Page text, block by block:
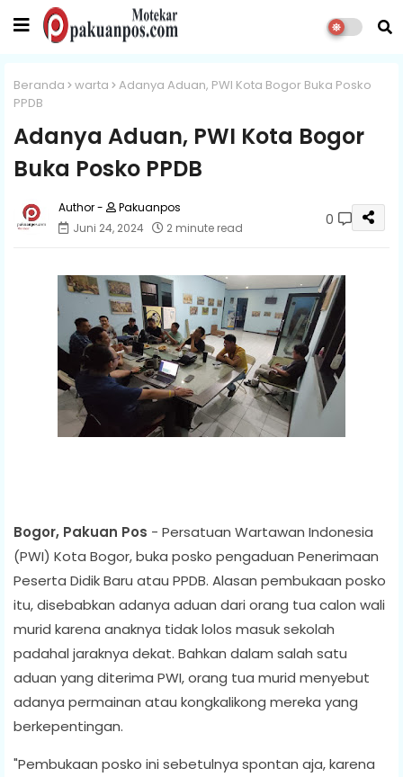
Beranda warta
Adanya Aduan, PWI Kota Bogor Buka Posko
PPDB
Adanya Aduan, PWI Kota Bogor
Buka Posko PPDB
Pakuanpos
Juni 24, 2024
2 minute read 0
Bogor, Pakuan Pos - Persatuan Wartawan Indonesia
(PWI) Kota Bogor, buka posko pengaduan Penerimaan
Peserta Didik Baru atau PPDB. Alasan pembukaan posko
itu, disebabkan adanya aduan dari orang tua calon wali
murid karena anaknya tidak lolos masuk sekolah
padahal jaraknya dekat. Bahkan dalam salah satu
aduan yang diterima PWI, orang tua murid menyebut
adanya permainan atau kongkalikong mereka yang
berkepentingan.
"Pembukaan posko ini sebetulnya spontan aja, karena